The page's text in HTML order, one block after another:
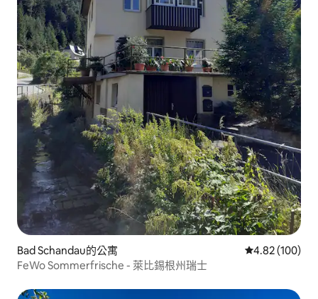
Bad Schandau的公寓 從 100 則評價
4.82 (100)
FeWo Sommerfrische - 萊比錫根州瑞士